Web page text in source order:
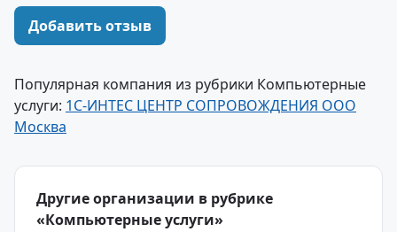
Добавить отзыв
Популярная компания из рубрики Компьютерные
услуги: 1С-ИНТЕС ЦЕНТР СОПРОВОЖДЕНИЯ ООО
Москва
Другие организации в рубрике
«Компьютерные услуги»